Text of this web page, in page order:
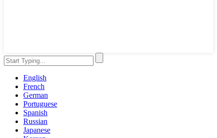
English
French
German
Portuguese
Spanish
Russian
Japanese